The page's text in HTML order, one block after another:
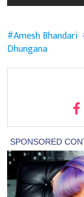
Amesh Bhandari
Dhungana